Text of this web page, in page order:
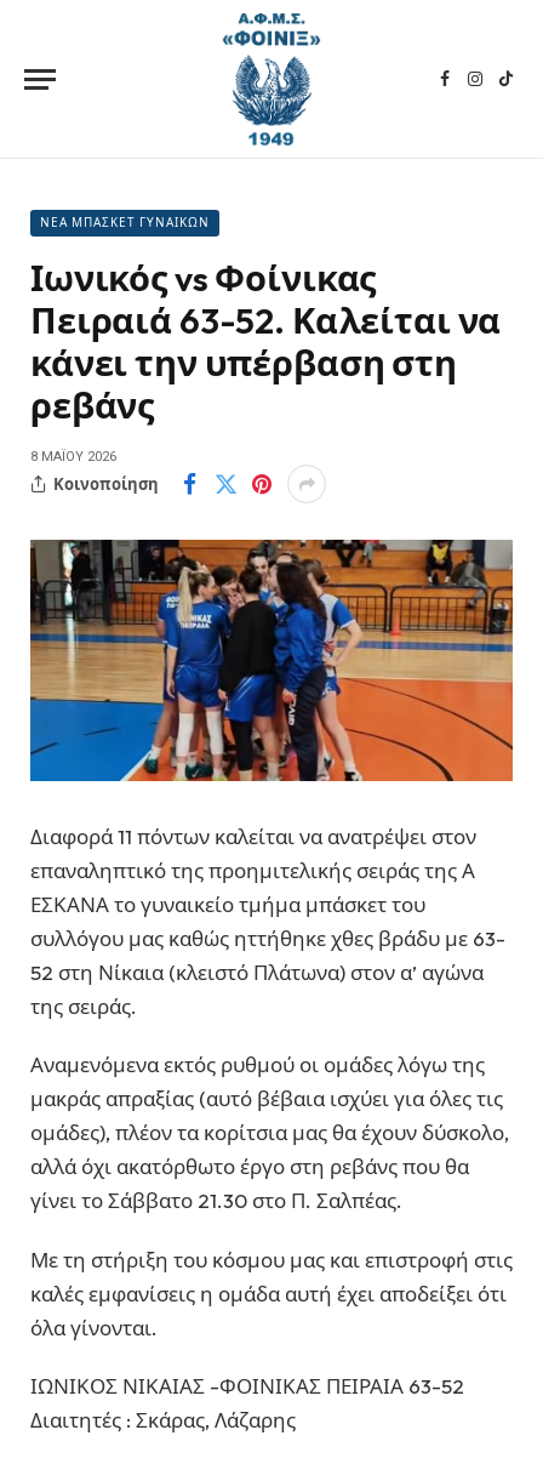
Facebook
ΝΕΑ ΜΠΑΣΚΕΤ ΓΥΝΑΙΚΩΝ
Ιωνικός vs Φοίνικας
Πειραιά 63-52. Καλείται να
κάνει την υπέρβαση στη
ρεβάνς
8 ΜΑΪ́ΟΥ 2026
Κοινοποίηση
Διαφορά 11 πόντων καλείται να ανατρέψει στον
επαναληπτικό της προημιτελικής σειράς της Α
ΕΣΚΑΝΑ το γυναικείο τμήμα μπάσκετ του
συλλόγου μας καθώς ηττήθηκε χθες βράδυ με 63-
52 στη Νίκαια (κλειστό Πλάτωνα) στον α’ αγώνα
της σειράς.
Αναμενόμενα εκτός ρυθμού οι ομάδες λόγω της
μακράς απραξίας (αυτό βέβαια ισχύει για όλες τις
ομάδες), πλέον τα κορίτσια μας θα έχουν δύσκολο,
αλλά όχι ακατόρθωτο έργο στη ρεβάνς που θα
γίνει το Σάββατο 21.30 στο Π. Σαλπέας.
Με τη στήριξη του κόσμου μας και επιστροφή στις
καλές εμφανίσεις η ομάδα αυτή έχει αποδείξει ότι
όλα γίνονται.
ΙΩΝΙΚΟΣ ΝΙΚΑΙΑΣ -ΦΟΙΝΙΚΑΣ ΠΕΙΡΑΙΑ 63-52
Διαιτητές : Σκάρας, Λάζαρης